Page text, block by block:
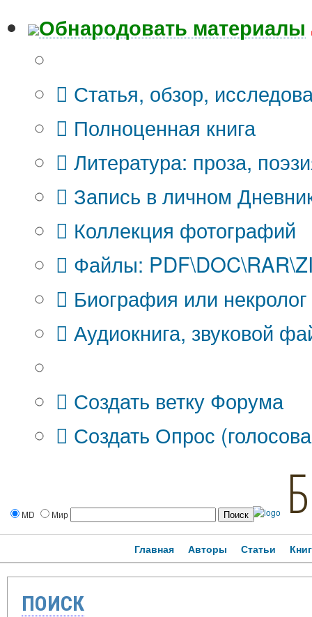
Обнародовать материалы
Статья, обзор,
Полноценная книга
Литература: проза,
Запись в личном
Коллекция фотографий
Файлы:
Биография или некролог
Аудиокнига, звуковой
Создать ветку Форума
Создать Опрос
MD Мир
Главная Авторы Статьи
ПОИСК